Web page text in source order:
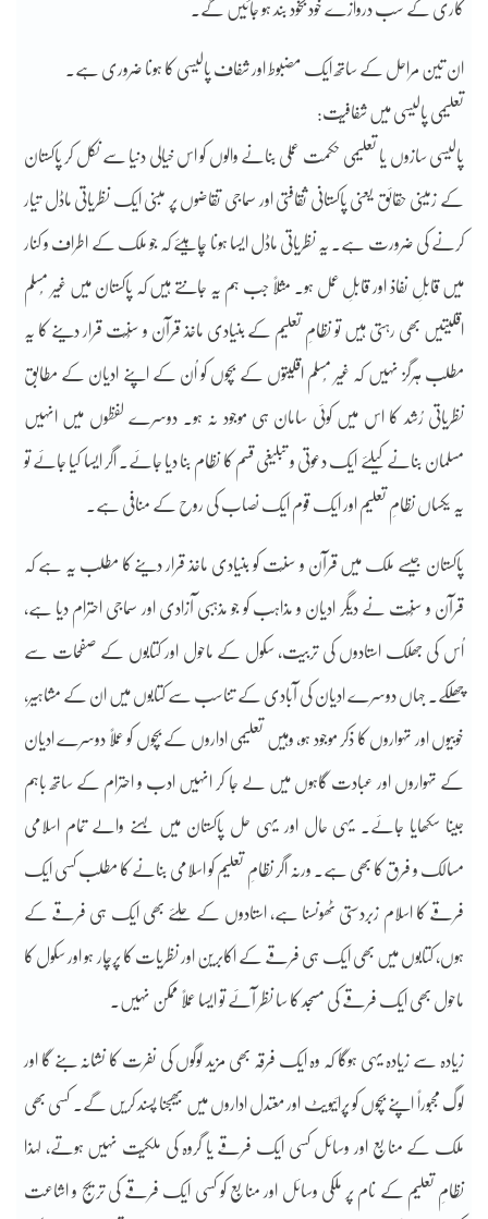
کاری کے سب دروازے خود بخود بند ہو جائیں گے۔
ان تین مراحل کے ساتھ ایک مضبوط اور شفاف پالیسی کا ہونا ضروری ہے۔
تعلیمی پالیسی میں شفافیّت:
پالیسی سازوں یا تعلیمی حکمت عملی بنانے والوں کو اس خیالی دنیا سے نکل کر پاکستان
کے زمینی حقائق یعنی پاکستانی ثقافتی اور سماجی تقاضوں پر مبنی ایک نظریاتی ماڈل تیار
کرنے کی ضرورت ہے۔ یہ نظریاتی ماڈل ایسا ہونا چاہیئے کہ جو ملک کے اطراف و کنار
میں قابلِ نفاذ اور قابلِ عمل ہو۔ مثلاً جب ہم یہ جانتے ہیں کہ پاکستان میں غیر مُسلم
اقلیتیں بھی رہتی ہیں تو نظامِ تعلیم کے بنیادی ماخذ قرآن و سُنّت قرار دینے کا یہ
مطلب ہرگز نہیں کہ غیر مُسلم اقلیتوں کے بچوں کو اُن کے اپنے ادیان کے مطابق
نظریاتی رُشد کا اس میں کوئی سامان ہی موجود نہ ہو۔ دوسرے لفظوں میں انہیں
مسلمان بنانے کیلئے ایک دعوتی و تبلیغی قسم کا نظام بنا دیا جائے۔ اگر ایسا کیا جائے تو
یہ یکساں نظامِ تعلیم اور ایک قوم ایک نصاب کی روح کے منافی ہے۔
پاکستان جیسے ملک میں قرآن و سنّت کو بنیادی ماخذ قرار دینے کا مطلب یہ ہے کہ
قرآن و سُنّت نے دیگر ادیان و مذاہب کو جو مذہبی آزادی اور سماجی احترام دیا ہے،
اُس کی جھلک استادوں کی تربیت، سکول کے ماحول اور کتابوں کے صفحات سے
چھلکے۔ جہاں دوسرے ادیان کی آبادی کے تناسب سے کتابوں میں ان کے مشاہیر،
خوبیوں اور تہواروں کا ذکر موجود ہو، وہیں تعلیمی اداروں کے بچوں کو عملاً دوسرے ادیان
کے تہواروں اور عبادت گاہوں میں لے جا کر انہیں ادب و احترام کے ساتھ باہم
جینا سکھایا جائے۔ یہی حال اور یہی حل پاکستان میں بسنے والے تمام اسلامی
مسالک و فرق کا بھی ہے۔ ورنہ اگر نظامِ تعلیم کو اسلامی بنانے کا مطلب کسی ایک
فرقے کا اسلام زبردستی ٹھونسنا ہے، استادوں کے حُلئے بھی ایک ہی فرقے کے
ہوں، کتابوں میں بھی ایک ہی فرقے کے اکابرین اور نظریات کا پرچار ہو اور سکول کا
ماحول بھی ایک فرقے کی مسجد کا سا نظر آئے تو ایسا عملاً ممکن نہیں۔
زیادہ سے زیادہ یہی ہوگا کہ وہ ایک فرقہ بھی مزید لوگوں کی نفرت کا نشانہ بنے گا اور
لوگ مجبوراً اپنے بچوں کو پرائیویٹ اور معتدل اداروں میں بھیجنا پسند کریں گے۔ کسی بھی
ملک کے منابع اور وسائل کسی ایک فرقے یا گروہ کی ملکیّت نہیں ہوتے، لہذا
نظامِ تعلیم کے نام پر ملکی وسائل اور منابع کو کسی ایک فرقے کی تریج و اشاعت